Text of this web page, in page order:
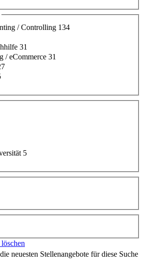
/ Controlling 134
31
/ eCommerce 31
5
neuesten Stellenangebote für diese Suche